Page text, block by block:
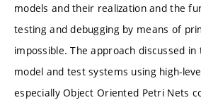
models and their realization and the
testing and debugging by means of
impossible. The approach discussed
model and test systems using high-
especially Object Oriented Petri Nets